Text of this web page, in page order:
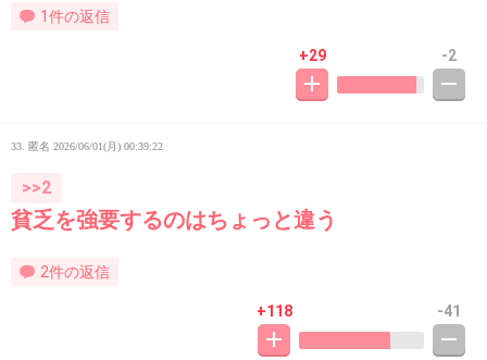
1件の返信
+29 -2
33. 匿名 2026/06/01(月) 00:39:22
>>2
貧乏を強要するのはちょっと違う
2件の返信
+118 -41